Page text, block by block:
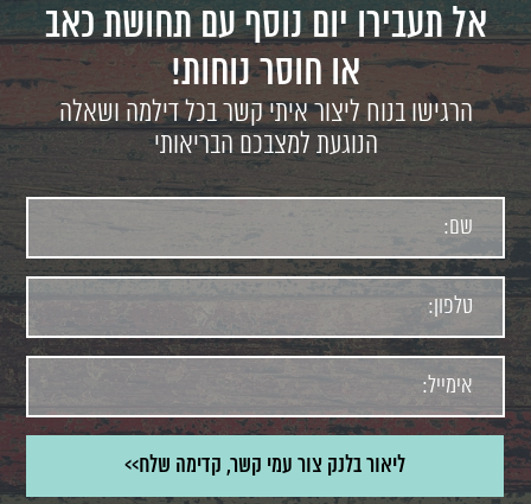
אל תעבירו יום נוסף עם תחושת כאב
או חוסר נוחות!
הרגישו בנוח ליצור איתי קשר בכל דילמה ושאלה
הנוגעת למצבכם הבריאותי